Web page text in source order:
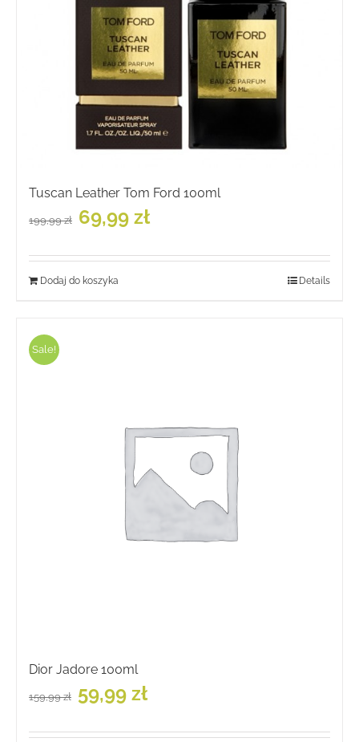
Tuscan Leather Tom Ford 100ml
199,99zł
Pierwotna
cena
199,99 zł.
69,99 złcena
69,99 zł.
Dodaj do koszyka Details
Sale!
Dior Jadore 100ml
159,99zł
Pierwotna
cena
159,99 zł.
59,99 złcena
59,99 zł.